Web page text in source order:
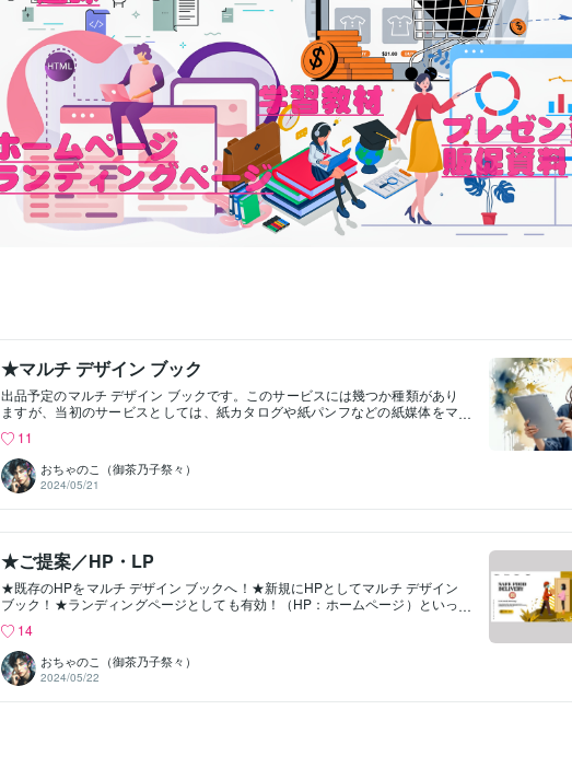
★マルチ デザイン ブック
出品予定のマルチ デザイン ブックです。このサービスには幾つか種類があり
ますが、当初のサービスとしては、紙カタログや紙パンフなどの紙媒体をマ
キュメントをマルチ デザイン ブックにするサービス。になります。紙カタロ
グや紙パンフなどの紙媒体は、コンビニなどに設置してある機器でデジタル
スキャンしてUSBに保存できます。紙カタログ、紙パンフレット、プレゼン
資料、販促資料などの各種ドキュメントの原稿がデジタル形式である場合
は、PDFに変換したファイルをご準備ください。当方でも変換できます。／
後日にページの追加も可能です。 ご本人以外の人にも閲覧してもらいたいと
思うはずですよね。会社のホームページやランディングページに配置すれ
ば、マルチ デザイン ブックを公開できます。Google検索されたり、閲覧数な
どの分析もできます。是非ともマルチ デザイン ブックを販促などにご活用下
さい。パソコンからUSBにマルチ デザイン ブックをコピー保存して、それを
渡せば相手のパソコンでもまったく同じように閲覧できます。 コピーの回数
に制限はありません。 プレゼン、対面商談、営業活動、販促活動などにご活
用下さい。ホームページやデジタルデータなどを保存して作動させるサーバ
ーというものがあります。このサーバーにアップロードして、そのアドレス
を指定すれば、パソ コン、タブレット、スマホでマルチ デザイン
11
おちゃのこ（御茶乃子祭々）
2024/05/21
★ご提案／HP・LP
★既存のHPをマルチ デザイン ブックへ！★新規にHPとしてマルチ デザイン
ブック！★ランディングページとしても有効！（HP：ホームページ）といっ
ブックではホームページと同様の表現ができます。いや、それ以上に表現力
があります。★マルチメディアな情報を配置できる。★ブックカバーのデザ
インを自由にできる。★外部へのリンクを配置できる。★ページをめくって
閲覧できる。★ブックスタイルなので閲覧者に興味と関心を喚起できる。★
他のHPとスタイルが違うので差別化できる。★YouTubeなどGoogleのサービ
14
おちゃのこ（御茶乃子祭々）
2024/05/22